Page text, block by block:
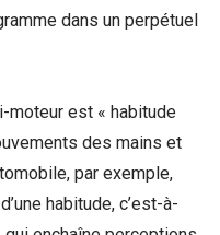
dans un perpétuel
moteur est « habitude
des mains et
par exemple,
habitude, c’est-à-